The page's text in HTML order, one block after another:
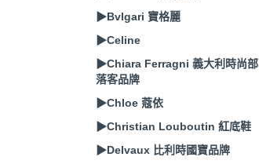
▶Bvlgari 寶格麗
▶Celine
▶Chiara Ferragni 義大利時尚部
落客品牌
▶Chloe 蔻依
▶Christian Louboutin 紅底鞋
▶Delvaux 比利時國寶品牌